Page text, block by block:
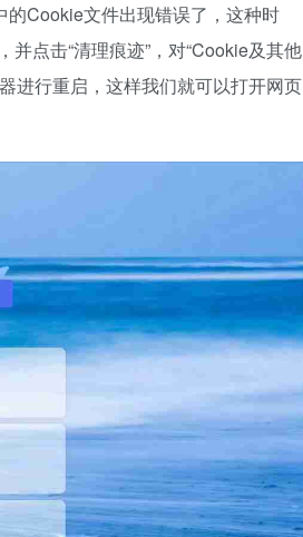
Cookie文件出现错误了，这种时
点击“清理痕迹”，对“Cookie及其他
进行重启，这样我们就可以打开网页